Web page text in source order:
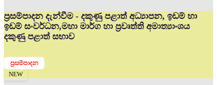
ප්‍රසම්පාදන දැන්වීම - දකුණු පළාත් අධ්‍යාපන, ඉඩම් හා
ඉඩම් සංවර්ධන,මහා මාර්ග හා ප්‍රවෘත්ති අමාත්‍යාංශය
දකුණු පළාත් සභාව
ප්‍රසම්පාදන
NEW